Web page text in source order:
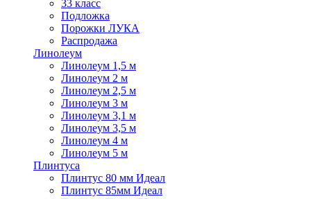
33 класс
Подложка
Порожки ЛУКА
Распродажа
Линолеум
Линолеум 1,5 м
Линолеум 2 м
Линолеум 2,5 м
Линолеум 3 м
Линолеум 3,1 м
Линолеум 3,5 м
Линолеум 4 м
Линолеум 5 м
Плинтуса
Плинтус 80 мм Идеал
Плинтус 85мм Идеал